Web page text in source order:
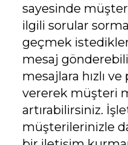
sayesinde
ilgili sorular
geçmek
mesaj
mesajlara hızlı
vererek müşteri
artırabilirsiniz.
müşterilerinizle